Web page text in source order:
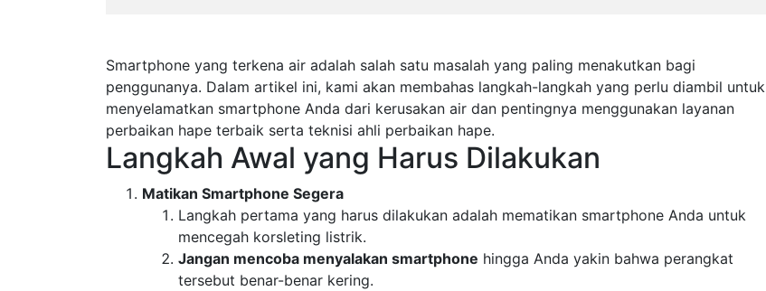
Smartphone yang terkena air adalah salah satu masalah yang paling menakutkan bagi
penggunanya. Dalam artikel ini, kami akan membahas langkah-langkah yang perlu diambil untuk
menyelamatkan smartphone Anda dari kerusakan air dan pentingnya menggunakan layanan
perbaikan hape terbaik serta teknisi ahli perbaikan hape.
Langkah Awal yang Harus Dilakukan
Matikan Smartphone Segera
Langkah pertama yang harus dilakukan adalah mematikan smartphone Anda untuk
mencegah korsleting listrik.
Jangan mencoba menyalakan smartphone hingga Anda yakin bahwa perangkat
tersebut benar-benar kering.